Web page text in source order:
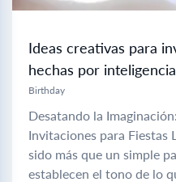
Ideas creativas para
hechas por
Birthday
Desatando la
Invitaciones para Fiestas
sido más que un simple
establecen el tono de lo